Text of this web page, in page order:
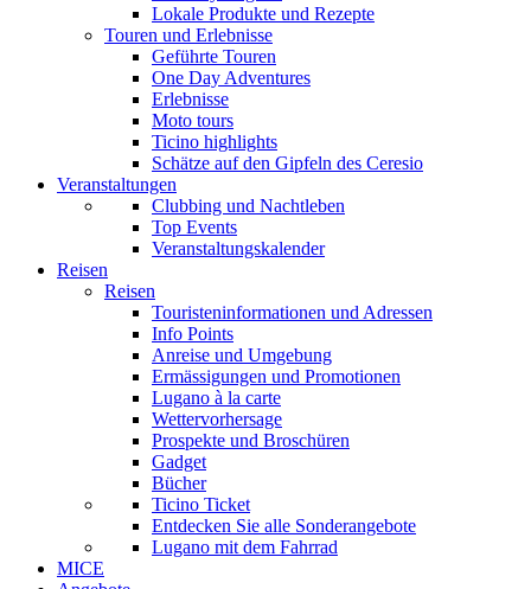
Lokale Produkte und Rezepte
Touren und Erlebnisse
Geführte Touren
One Day Adventures
Erlebnisse
Moto tours
Ticino highlights
Schätze auf den Gipfeln des Ceresio
Veranstaltungen
Clubbing und Nachtleben
Top Events
Veranstaltungskalender
Reisen
Reisen
Touristeninformationen und Adressen
Info Points
Anreise und Umgebung
Ermässigungen und Promotionen
Lugano à la carte
Wettervorhersage
Prospekte und Broschüren
Gadget
Bücher
Ticino Ticket
Entdecken Sie alle Sonderangebote
Lugano mit dem Fahrrad
MICE